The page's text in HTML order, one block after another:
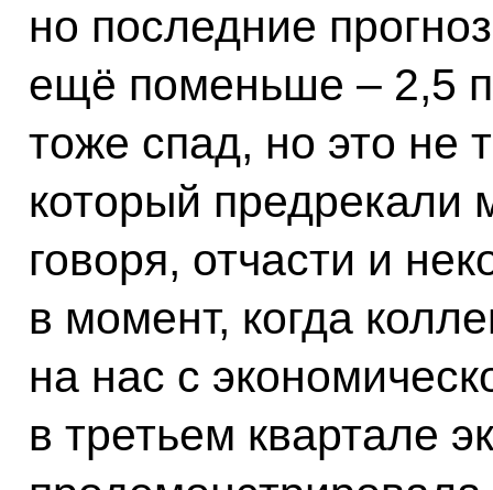
но последние
ещё поменьше – 2,5
тоже спад, но это не
который предрекали
говоря, отчасти и
в момент, когда
на нас с
в третьем квартале